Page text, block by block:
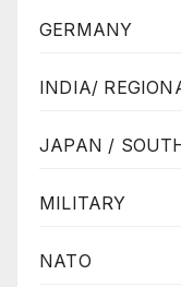
GERMANY
INDIA/
JAPAN /
MILITARY
NATO